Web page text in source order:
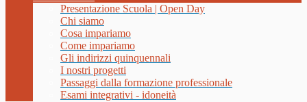
Presentazione Scuola | Open Day
Chi siamo
Cosa impariamo
Come impariamo
Gli indirizzi quinquennali
I nostri progetti
Passaggi dalla formazione professionale
Esami integrativi - idoneità